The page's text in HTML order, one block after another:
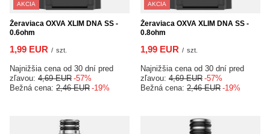
AKCIA
Žeraviaca OXVA XLIM DNA SS -
0.6ohm
1,99 EUR / szt.
Najnižšia cena od 30 dní pred
zľavou: 4,69 EUR -57%
Bežná cena: 2,46 EUR -19%
AKCIA
Žeraviaca OXVA XLIM DNA SS -
0.8ohm
1,99 EUR / szt.
Najnižšia cena od 30 dní pred
zľavou: 4,69 EUR -57%
Bežná cena: 2,46 EUR -19%